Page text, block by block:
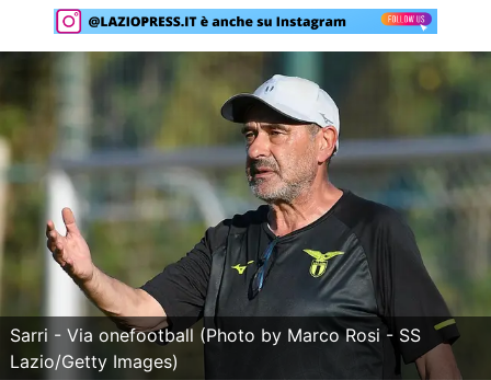
Social
Serie A
Champions League
Europa League
Altri Sport
Formula 1
Tennis
Sarri - Via onefootball (Photo by Marco Rosi - SS
Lazio/Getty Images)